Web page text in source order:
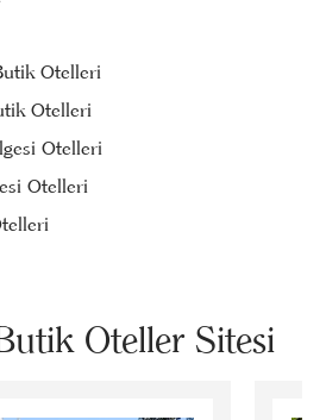
Otelleri
Otelleri
Otelleri
Otelleri
Oteller Sitesi